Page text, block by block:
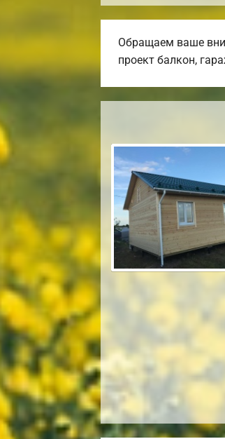
Обращаем ваше
проект балкон,